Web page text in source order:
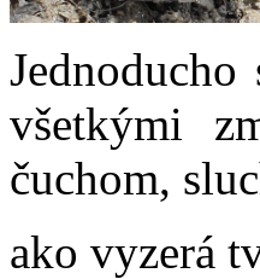
všetkými
čuchom,
ako vyzerá